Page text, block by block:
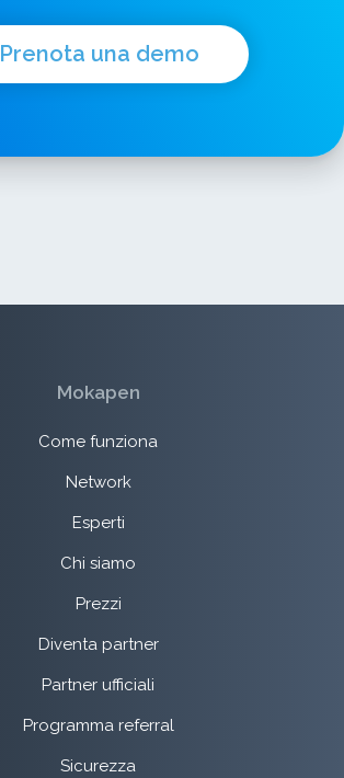
Prenota una demo
Mokapen
Come funziona
Network
Esperti
Chi siamo
Prezzi
Diventa partner
Partner ufficiali
Programma referral
Sicurezza